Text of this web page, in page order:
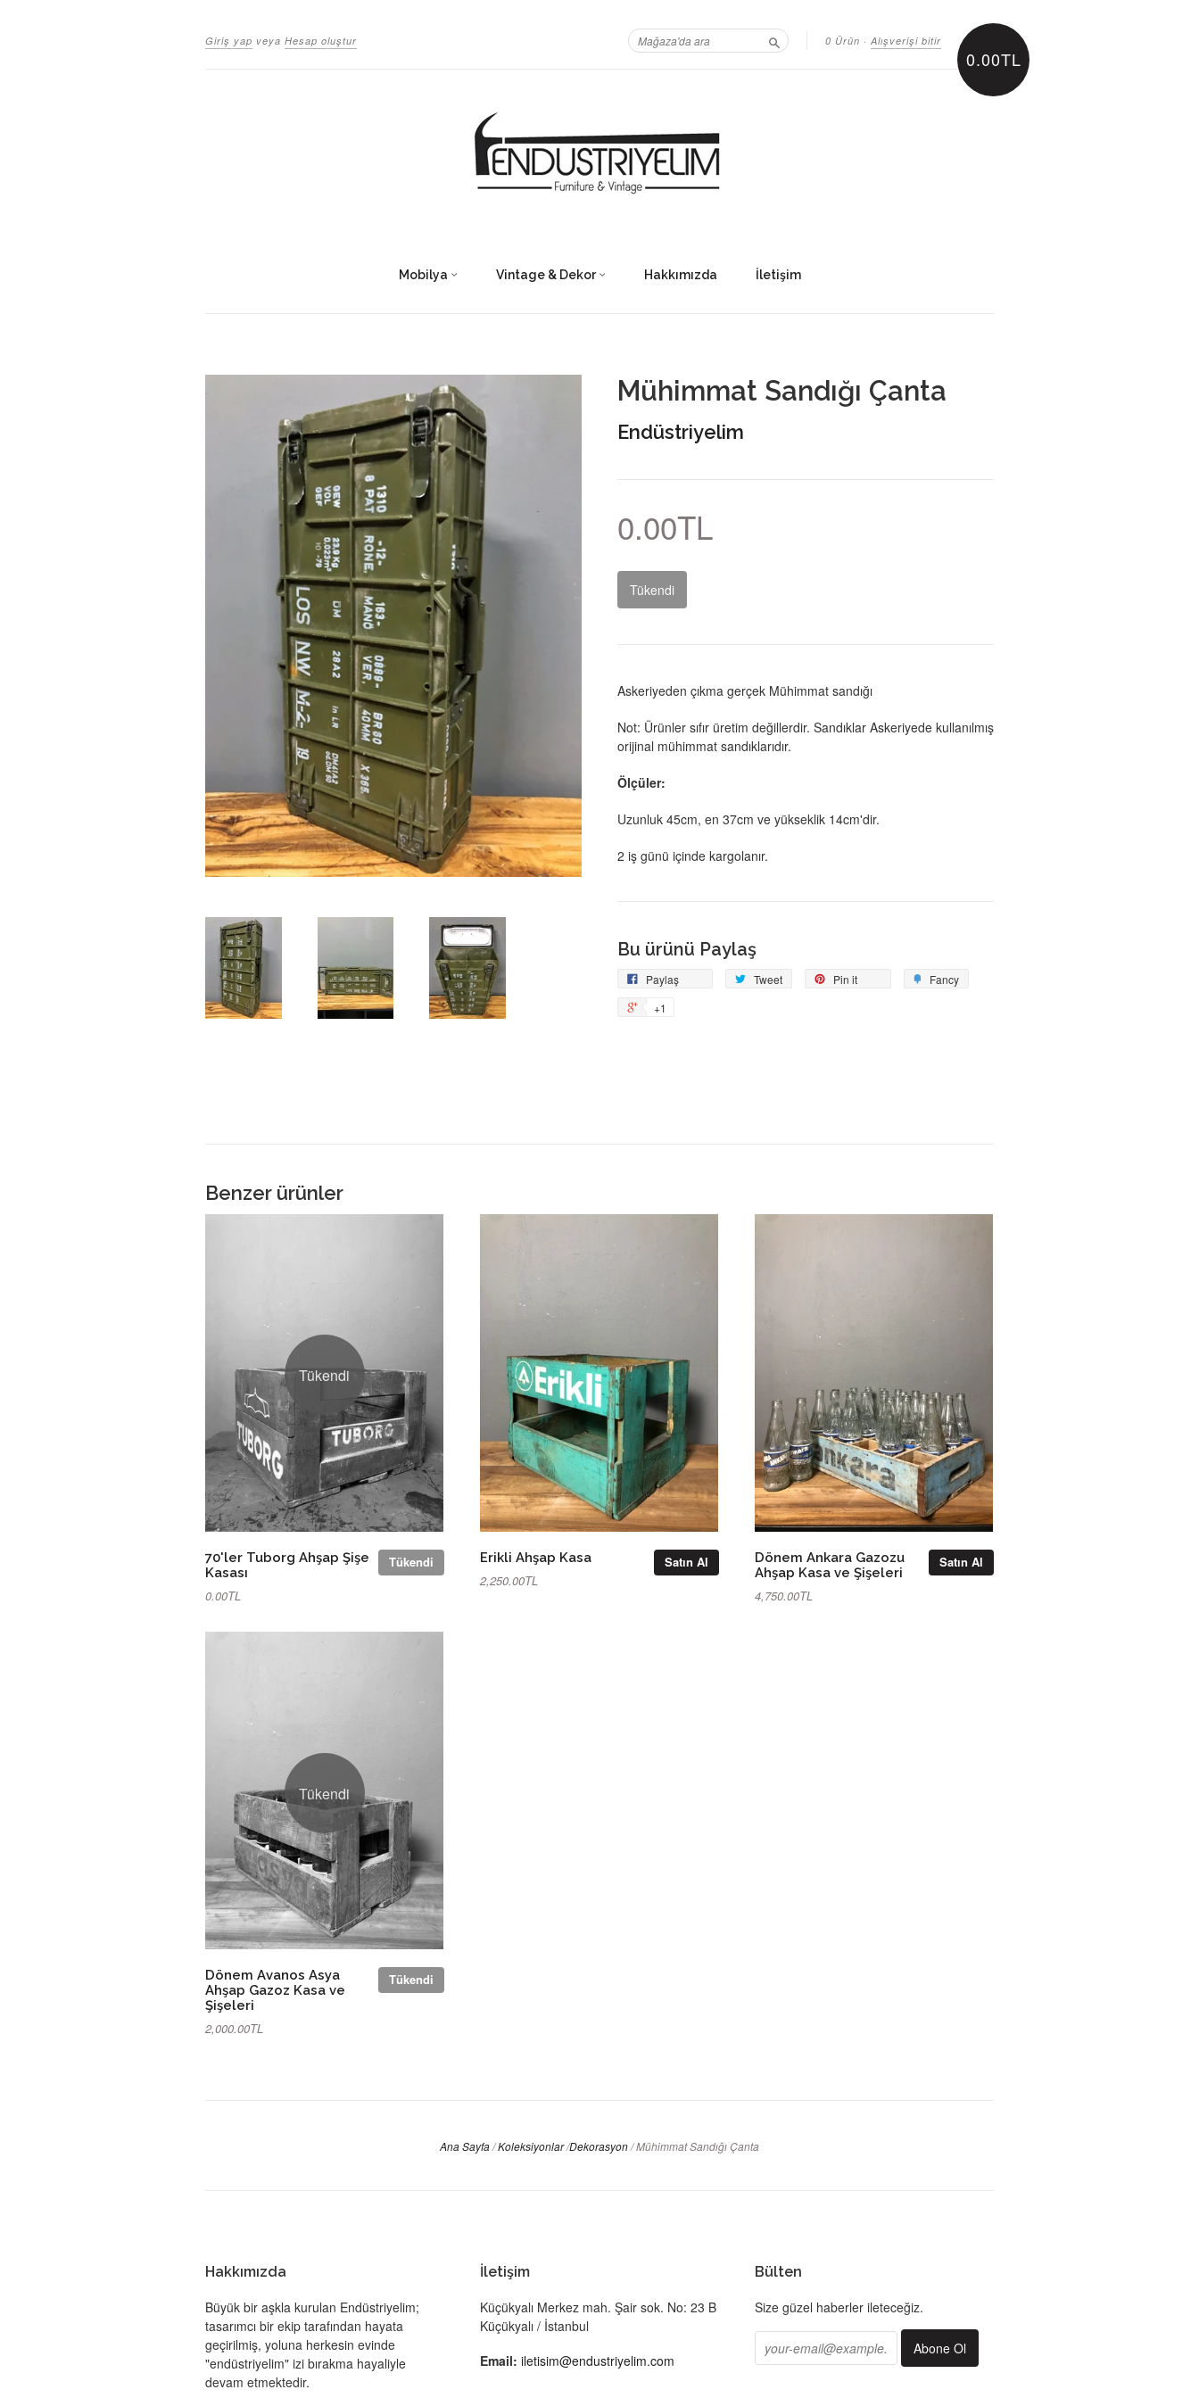
Giriş yap veya Hesap oluştur 0 Ürün · Alışverişi bitir
Ara 0.00TL
Mobilya Vintage & Dekor Hakkımızda İletişim
Mühimmat Sandığı Çanta
Endüstriyelim
0.00TL
Tükendi
Askeriyeden çıkma gerçek Mühimmat sandığı
Not: Ürünler sıfır üretim değillerdir. Sandıklar Askeriyede kullanılmış
orijinal mühimmat sandıklarıdır.
Ölçüler:
Uzunluk 45cm, en 37cm ve yükseklik 14cm'dir.
2 iş günü içinde kargolanır.
Bu ürünü Paylaş
Paylaş
Facebook'ta Tweet Tweetle Pin it Fancy
+1
Benzer ürünler
Tükendi
Tükendi
70'ler Tuborg Ahşap Şişe
Kasası
0.00TL
Satın Al
Erikli Ahşap Kasa
2,250.00TL
Satın Al
Dönem Ankara Gazozu
Ahşap Kasa ve Şişeleri
4,750.00TL
Tükendi
Tükendi
Dönem Avanos Asya
Ahşap Gazoz Kasa ve
Şişeleri
2,000.00TL
Ana Sayfa/Koleksiyonlar/Dekorasyon/Mühimmat Sandığı Çanta
Hakkımızda
Büyük bir aşkla kurulan Endüstriyelim;
tasarımcı bir ekip tarafından hayata
geçirilmiş, yoluna herkesin evinde
"endüstriyelim" izi bırakma hayaliyle
devam etmektedir.
İletişim
Küçükyalı Merkez mah. Şair sok. No: 23 B
Küçükyalı / İstanbul
Email: iletisim@endustriyelim.com
Bülten
Size güzel haberler ileteceğiz.